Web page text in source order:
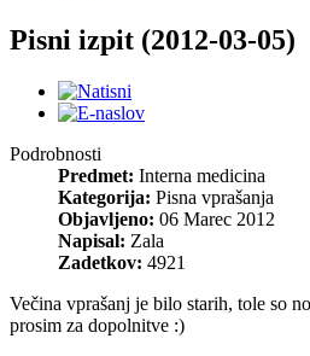
Pisni izpit (2012-03-05)
Podrobnosti
Predmet: Interna medicina
Kategorija: Pisna vprašanja
Objavljeno: 06 Marec 2012
Napisal: Zala
Zadetkov: 4921
Večina vprašanj je bilo starih, tole so
prosim za dopolnitve :)